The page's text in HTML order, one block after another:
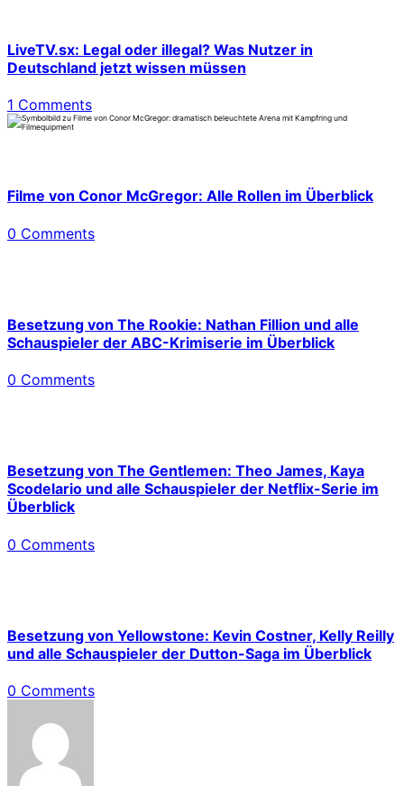
LiveTV.sx: Legal oder illegal? Was Nutzer in
Deutschland jetzt wissen müssen
1 Comments
Filme von Conor McGregor: Alle Rollen im Überblick
0 Comments
Besetzung von The Rookie: Nathan Fillion und alle
Schauspieler der ABC-Krimiserie im Überblick
0 Comments
Besetzung von The Gentlemen: Theo James, Kaya
Scodelario und alle Schauspieler der Netflix-Serie im
Überblick
0 Comments
Besetzung von Yellowstone: Kevin Costner, Kelly Reilly
und alle Schauspieler der Dutton-Saga im Überblick
0 Comments